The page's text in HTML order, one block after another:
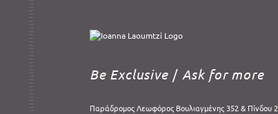
Be Exclusive / Ask for more
Παράδρομος Λεωφόρος Βουλιαγμένης 352 & Πίνδου 2